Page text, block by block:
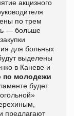
акцизного
по трем
— больше
для больных
выделены
в Каневе и
по молодежи
будет
предлагают